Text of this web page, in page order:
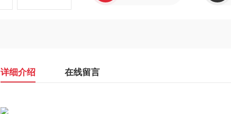
详细介绍 在线留言